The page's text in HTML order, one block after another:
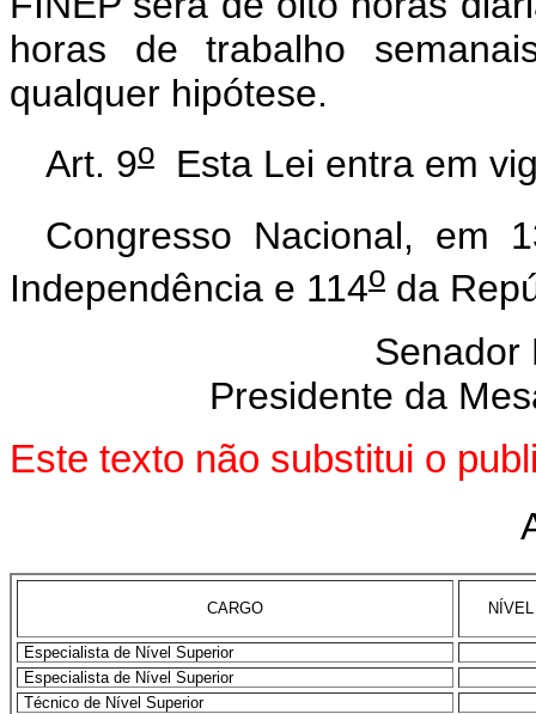
horas de trabalho
qualquer hipótese.
Art. 9o Esta Lei entra em
Congresso Nacional, em
Independência e 114o da
Senador
Presidente da
Este texto não substitui o
CARGO
Especialista de Nível Superior
Especialista de Nível Superior
Técnico de Nível Superior